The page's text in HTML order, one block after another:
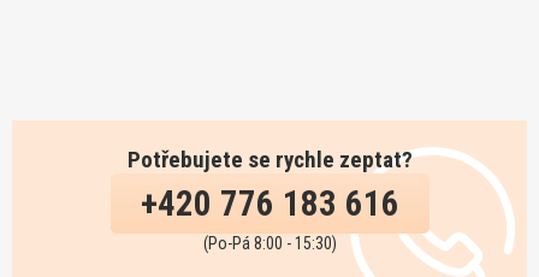
Potřebujete se rychle zeptat?
+420 776 183 616
(Po-Pá 8:00 - 15:30)